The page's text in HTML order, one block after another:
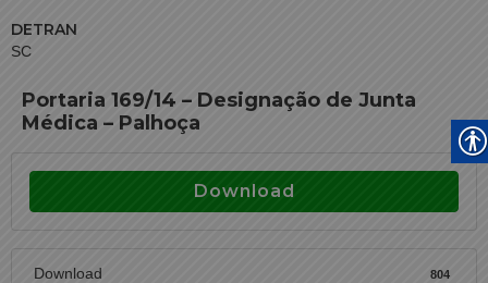
DETRAN
SC
Portaria 169/14 – Designação de Junta
Médica – Palhoça
Download
Download 804